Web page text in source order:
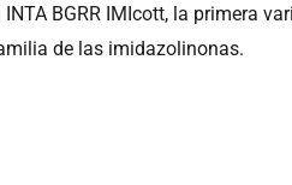
BGRR IMIcott, la primera
de las imidazolinonas.